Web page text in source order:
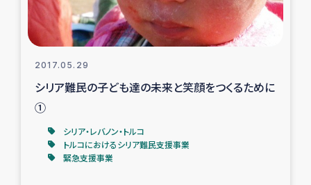
フェアトレード事業
民際教育
2017.05.29
シリア難民の子ども達の未来と笑顔をつくるために
①
シリア・レバノン・トルコ
トルコにおけるシリア難民支援事業
緊急支援事業